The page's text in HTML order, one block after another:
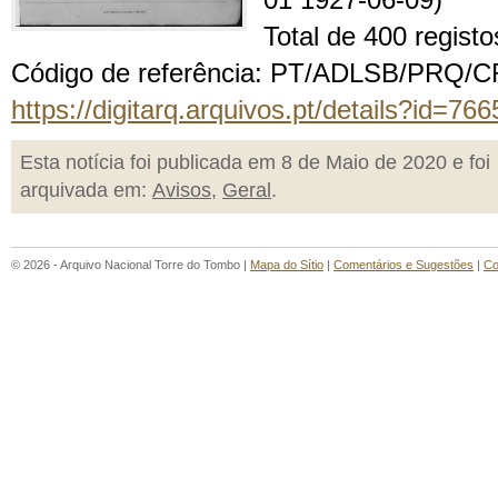
Total de 400
Código de referência: PT/ADLSB/PRQ/
https://digitarq.arquivos.pt/
Esta notícia foi publicada em 8 de Maio de 2020 e foi
arquivada em: Avisos, Geral .
© 2026 - Arquivo Nacional Torre do Tombo | Mapa do Sítio | Comentários e Sugestões |